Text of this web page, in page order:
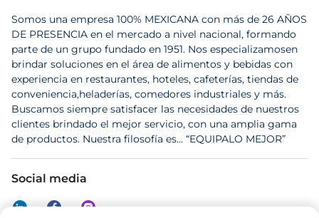
Somos una empresa 100% MEXICANA con más de 26 AÑOS
DE PRESENCIA en el mercado a nivel nacional, formando
parte de un grupo fundado en 1951. Nos especializamosen
brindar soluciones en el área de alimentos y bebidas con
experiencia en restaurantes, hoteles, cafeterías, tiendas de
conveniencia,heladerías, comedores industriales y más.
Buscamos siempre satisfacer las necesidades de nuestros
clientes brindado el mejor servicio, con una amplia gama
de productos. Nuestra filosofía es... “EQUIPALO MEJOR”
Social media